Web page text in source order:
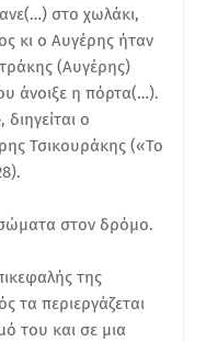
στο χωλάκι,
κι ο Αυγέρης ήταν
(Αυγέρης)
άνοιξε η πόρτα(…).
ο
Τσικουράκης («Το
στον δρόμο.
της
τα περιεργάζεται
του και σε μια